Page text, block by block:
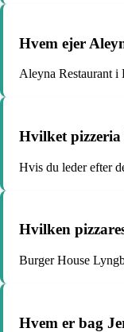
Hvem ejer
Aleyna Restaurant i
Hvilket pizzeria
Hvis du leder efter
Hvilken
Burger House
Hvem er bag